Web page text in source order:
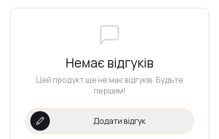
Немає відгуків
Цей продукт ще не має відгуків. Будьте
першим!
Додати відгук